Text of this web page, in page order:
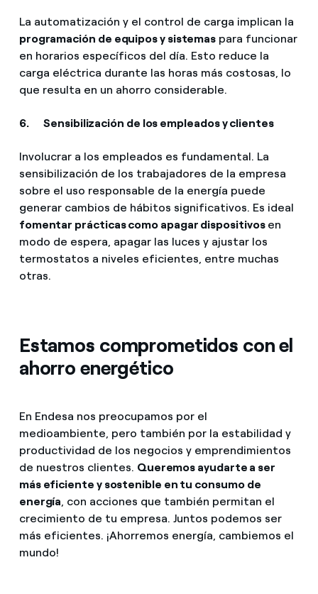
La automatización y el control de carga implican la
programación de equipos y sistemas para funcionar
en horarios específicos del día. Esto reduce la
carga eléctrica durante las horas más costosas, lo
que resulta en un ahorro considerable.
6. Sensibilización de los empleados y clientes
Involucrar a los empleados es fundamental. La
sensibilización de los trabajadores de la empresa
sobre el uso responsable de la energía puede
generar cambios de hábitos significativos. Es ideal
fomentar prácticas como apagar dispositivosen
modo de espera, apagar las luces y ajustar los
termostatos a niveles eficientes, entre muchas
otras.
Estamos comprometidos con el
ahorro energético
En Endesa nos preocupamos por el
medioambiente, pero también por la estabilidad y
productividad de los negocios y emprendimientos
de nuestros clientes. Queremos ayudarte a ser
más eficiente y sostenible en tu consumo de
energía, con acciones que también permitan el
crecimiento de tu empresa. Juntos podemos ser
más eficientes. ¡Ahorremos energía, cambiemos el
mundo!